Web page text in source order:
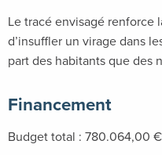
Le tracé envisagé renforce
d’insuffler un virage dans
part des habitants que des
Financement
Budget total : 780.064,00 €